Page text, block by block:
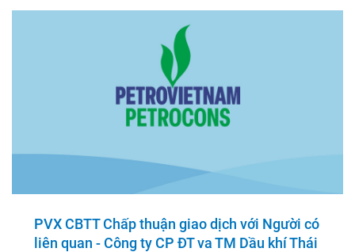
PVX CBTT Chấp thuận giao dịch với Người có
liên quan - Công ty CP ĐT va TM Dầu khí Thái